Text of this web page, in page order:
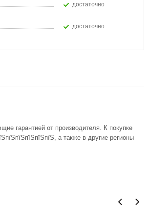
Достаточно
Достаточно
гарантией от производителя. К покупке
а также в другие регионы